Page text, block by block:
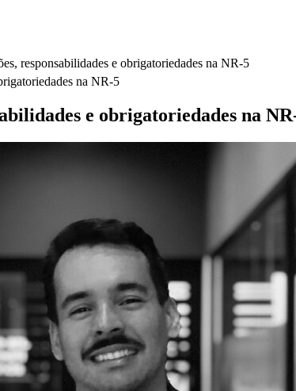
responsabilidades e obrigatoriedades na NR-5
na NR-5
e obrigatoriedades na